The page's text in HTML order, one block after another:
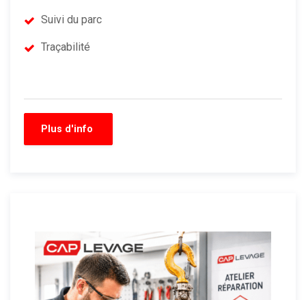
Suivi du parc
Traçabilité
Plus d'info